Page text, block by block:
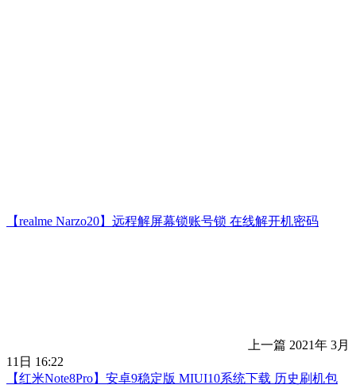
【realme Narzo20】远程解屏幕锁账号锁 在线解开机密码
上一篇 2021年 3月
11日 16:22
【红米Note8Pro】安卓9稳定版 MIUI10系统下载 历史刷机包